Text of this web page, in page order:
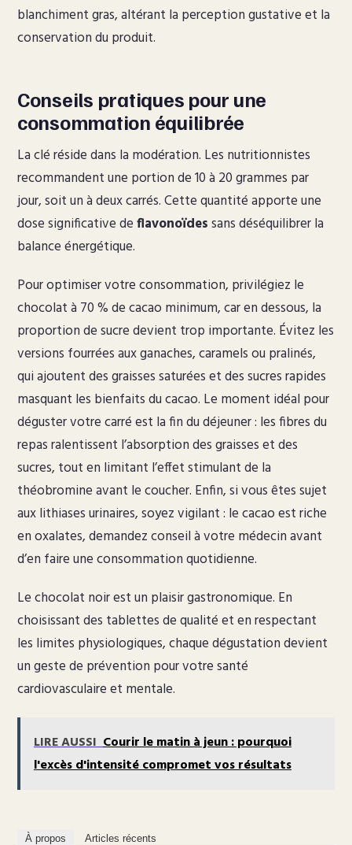
blanchiment gras, altérant la perception gustative et la
conservation du produit.
Conseils pratiques pour une
consommation équilibrée
La clé réside dans la modération. Les nutritionnistes
recommandent une portion de 10 à 20 grammes par
jour, soit un à deux carrés. Cette quantité apporte une
dose significative deflavonoïdessans déséquilibrer la
balance énergétique.
Pour optimiser votre consommation, privilégiez le
chocolat à 70 % de cacao minimum, car en dessous, la
proportion de sucre devient trop importante. Évitez les
versions fourrées aux ganaches, caramels ou pralinés,
qui ajoutent des graisses saturées et des sucres rapides
masquant les bienfaits du cacao. Le moment idéal pour
déguster votre carré est la fin du déjeuner : les fibres du
repas ralentissent l’absorption des graisses et des
sucres, tout en limitant l’effet stimulant de la
théobromine avant le coucher. Enfin, si vous êtes sujet
aux lithiases urinaires, soyez vigilant : le cacao est riche
en oxalates, demandez conseil à votre médecin avant
d’en faire une consommation quotidienne.
Le chocolat noir est un plaisir gastronomique. En
choisissant des tablettes de qualité et en respectant
les limites physiologiques, chaque dégustation devient
un geste de prévention pour votre santé
cardiovasculaire et mentale.
LIRE AUSSI Courir le matin à jeun : pourquoi
l'excès d'intensité compromet vos résultats
À propos Articles récents